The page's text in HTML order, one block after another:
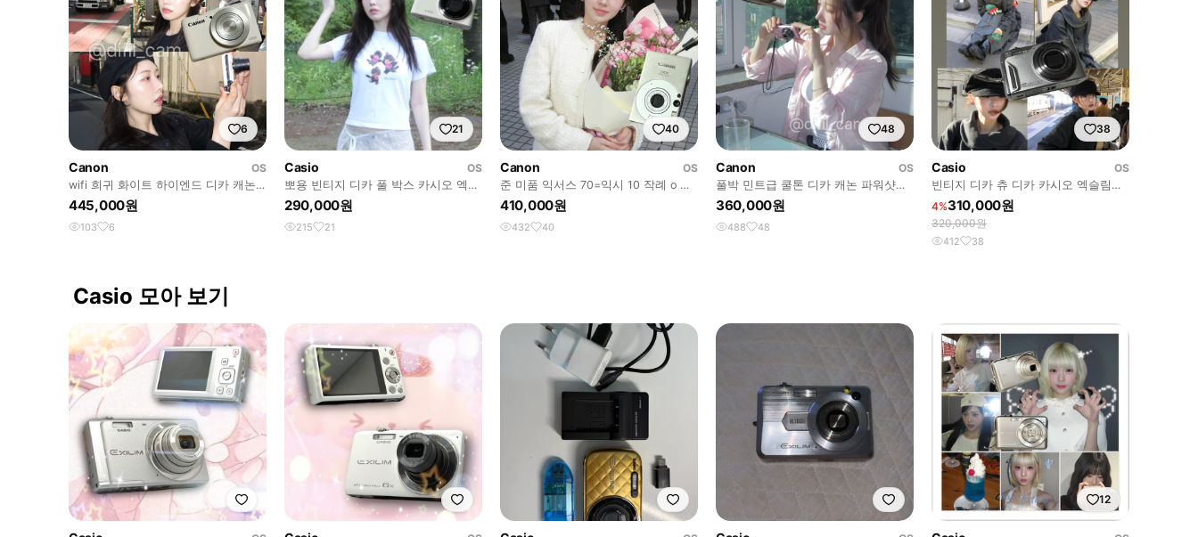
6
Canon
OS
wifi 희귀 화이트 하이엔드 디카 캐논
파워샷 s200 작례o
445,000원
103 6
21
Casio
OS
뽀용 빈티지 디카 풀 박스 카시오 엑슬
림 ex-zr20
290,000원
215 21
40
Canon
OS
준 미품 익서스 70=익시 10 작례 o 강
민경 디카 작례o
410,000원
432 40
48
Canon
OS
풀박 민트급 쿨톤 디카 캐논 파워샷
a3200 작례o
360,000원
488 48
38
Casio
OS
빈티지 디카 츄 디카 카시오 엑슬림
EX-H15 작례o
4%310,000원
320,000원
412 38
Casio 모아 보기
12